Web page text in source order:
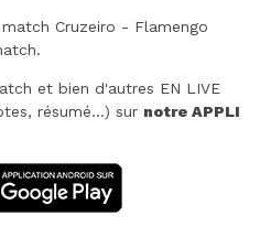
Cruzeiro - Flamengo
et bien d'autres EN LIVE
résumé...) sur notre APPLI